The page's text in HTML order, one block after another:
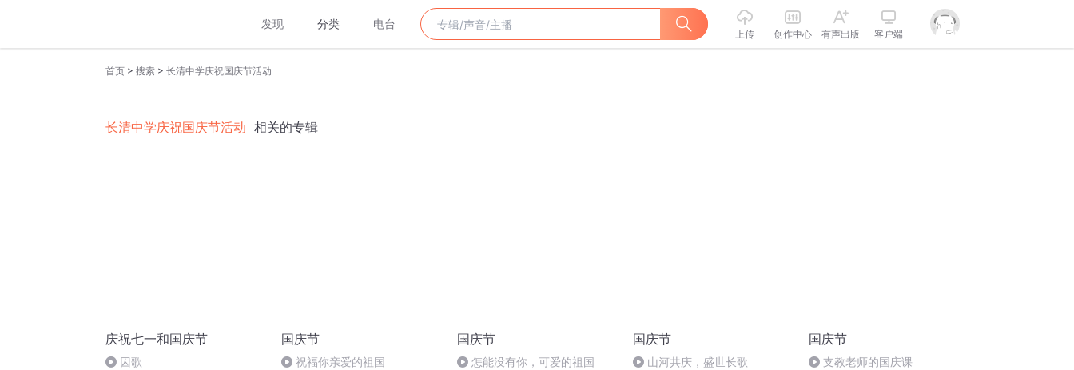
发现 分类 电台
上传 创作中心 有声出版 客户端
首页 > 搜索 > 长清中学庆祝国庆节活动
长清中学庆祝国庆节活动 相关的专辑
庆祝七一和国庆节
囚歌
国庆节
祝福你亲爱的祖国
国庆节
怎能没有你，可爱的祖国
国庆节
山河共庆，盛世长歌
国庆节
支教老师的国庆课